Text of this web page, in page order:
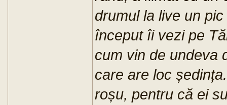
drumul la live un
început îi vezi pe
cum vin de undeva
care are loc
roșu, pentru că ei